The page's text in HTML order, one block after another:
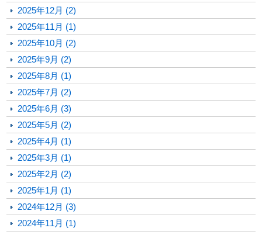
2025年12月 (2)
2025年11月 (1)
2025年10月 (2)
2025年9月 (2)
2025年8月 (1)
2025年7月 (2)
2025年6月 (3)
2025年5月 (2)
2025年4月 (1)
2025年3月 (1)
2025年2月 (2)
2025年1月 (1)
2024年12月 (3)
2024年11月 (1)